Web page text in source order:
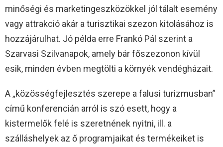
minőségi és marketingeszközökkel jól tálalt esemény
vagy attrakció akár a turisztikai szezon kitolásához is
hozzájárulhat. Jó példa erre Frankó Pál szerint a
Szarvasi Szilvanapok, amely bár főszezonon kívül
esik, minden évben megtölti a környék vendégházait.
A „közösségfejlesztés szerepe a falusi turizmusban”
című konferencián arról is szó esett, hogy a
kistermelők felé is szeretnének nyitni, ill. a
szálláshelyek az ő programjaikat és termékeiket is